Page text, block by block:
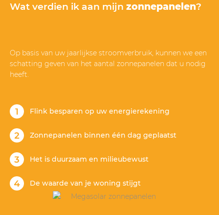
Wat verdien ik aan mijn zonnepanelen?
Op basis van uw jaarlijkse stroomverbruik, kunnen we een
schatting geven van het aantal zonnepanelen dat u nodig
heeft.
Flink besparen op uw energierekening
Zonnepanelen binnen één dag geplaatst
Het is duurzaam en milieubewust
De waarde van je woning stijgt